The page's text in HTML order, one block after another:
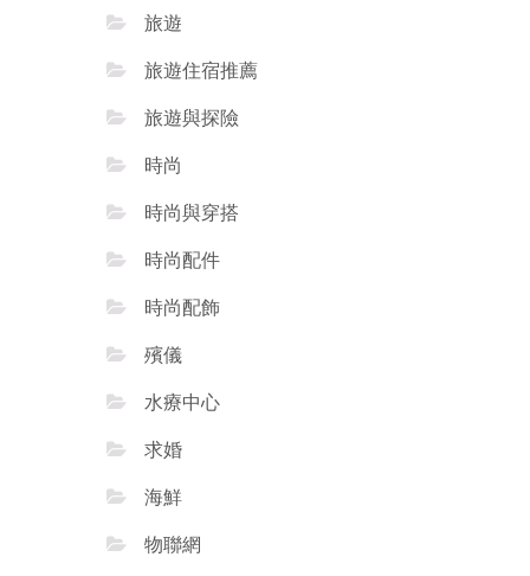
旅遊
旅遊住宿推薦
旅遊與探險
時尚
時尚與穿搭
時尚配件
時尚配飾
殯儀
水療中心
求婚
海鮮
物聯網